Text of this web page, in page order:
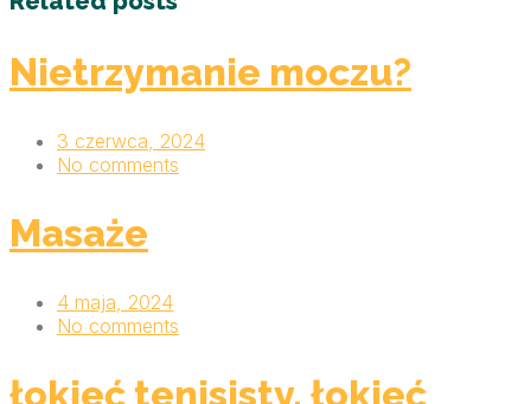
Nietrzymanie moczu?
3 czerwca, 2024
No comments
Masaże
4 maja, 2024
No comments
łokieć tenisisty, łokieć